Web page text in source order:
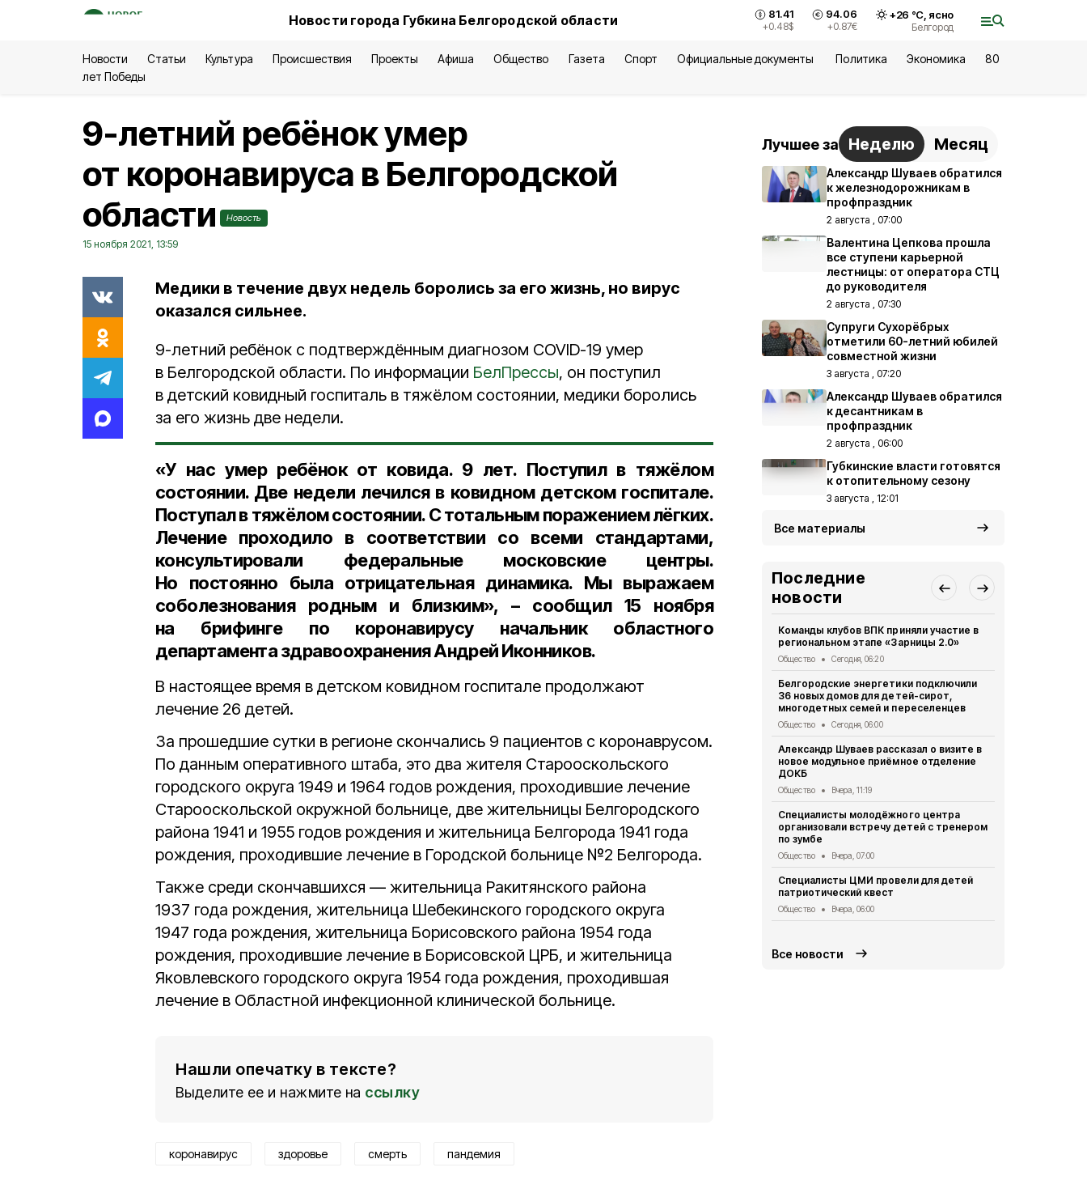
Новости города Губкина Белгородской области 81.41
+0.48$
94.06
+0.87€
+26 °С, ясно
Белгород
Новости Статьи Культура Происшествия Проекты Афиша Общество Газета Спорт Официальные документы Политика Экономика
80
лет Победы
9-летний ребёнок умер
от коронавируса в Белгородской
области
Новость
15 ноября 2021, 13:59
Медики в течение двух недель боролись за его жизнь, но вирус
оказался сильнее.
9-летний ребёнок с подтверждённым диагнозом COVID-19 умер
в Белгородской области. По информации БелПрессы, он поступил
в детский ковидный госпиталь в тяжёлом состоянии, медики боролись
за его жизнь две недели.
«У нас умер ребёнок от ковида. 9 лет. Поступил в тяжёлом
состоянии. Две недели лечился в ковидном детском госпитале.
Поступал в тяжёлом состоянии. С тотальным поражением лёгких.
Лечение проходило в соответствии со всеми стандартами,
консультировали федеральные московские центры.
Но постоянно была отрицательная динамика. Мы выражаем
соболезнования родным и близким», – сообщил 15 ноября
на брифинге по коронавирусу начальник областного
департамента здравоохранения Андрей Иконников.
В настоящее время в детском ковидном госпитале продолжают
лечение 26 детей.
За прошедшие сутки в регионе скончались 9 пациентов с коронаврусом.
По данным оперативного штаба, это два жителя Старооскольского
городского округа 1949 и 1964 годов рождения, проходившие лечение
Старооскольской окружной больнице, две жительницы Белгородского
района 1941 и 1955 годов рождения и жительница Белгорода 1941 года
рождения, проходившие лечение в Городской больнице №2 Белгорода.
Также среди скончавшихся — жительница Ракитянского района
1937 года рождения, жительница Шебекинского городского округа
1947 года рождения, жительница Борисовского района 1954 года
рождения, проходившие лечение в Борисовской ЦРБ, и жительница
Яковлевского городского округа 1954 года рождения, проходившая
лечение в Областной инфекционной клинической больнице.
Нашли опечатку в тексте?
Выделите ее и нажмите на ссылку
коронавирус здоровье смерть пандемия
Лучшее за Неделю Месяц
Александр Шуваев обратился
к железнодорожникам в
профпраздник
2 августа , 07:00
Валентина Цепкова прошла
все ступени карьерной
лестницы: от оператора СТЦ
до руководителя
2 августа , 07:30
Супруги Сухорёбрых
отметили 60-летний юбилей
совместной жизни
3 августа , 07:20
Александр Шуваев обратился
к десантникам в
профпраздник
2 августа , 06:00
Губкинские власти готовятся
к отопительному сезону
3 августа , 12:01
Все материалы
Последние
новости
Команды клубов ВПК приняли участие в
региональном этапе «Зарницы 2.0»
Общество Сегодня, 06:20
Белгородские энергетики подключили
36 новых домов для детей-сирот,
многодетных семей и переселенцев
Общество Сегодня, 06:00
Александр Шуваев рассказал о визите в
новое модульное приёмное отделение
ДОКБ
Общество Вчера, 11:19
Специалисты молодёжного центра
организовали встречу детей с тренером
по зумбе
Общество Вчера, 07:00
Специалисты ЦМИ провели для детей
патриотический квест
Общество Вчера, 06:00
Все новости